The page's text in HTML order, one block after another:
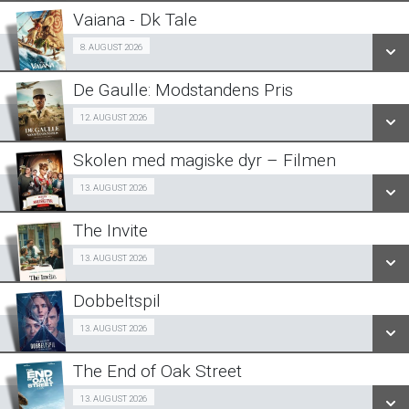
LÆS MERE
SE ALLE DAGE
LÆS MERE
Vaiana - Dk Tale
8. AUGUST 2026
SE ALLE DAGE
LÆS MERE
De Gaulle: Modstandens Pris
12. AUGUST 2026Ældre sagen 12/08
SE ALLE DAGE
LÆS MERE
Skolen med magiske dyr – Filmen
13. AUGUST 2026
SE ALLE DAGE
LÆS MERE
The Invite
13. AUGUST 2026
SE ALLE DAGE
LÆS MERE
Dobbeltspil
13. AUGUST 2026
SE ALLE DAGE
The End of Oak Street
13. AUGUST 2026